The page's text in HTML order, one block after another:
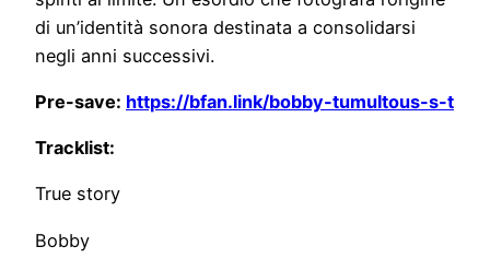
di un’identità sonora destinata a consolidarsi
negli anni successivi.
Pre-save: https://bfan.link/bobby-tumultous-s-t
Tracklist:
True story
Bobby